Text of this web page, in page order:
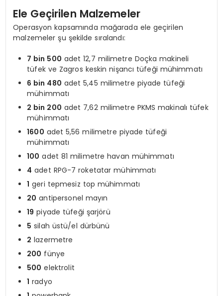
Ele Geçirilen Malzemeler
Operasyon kapsamında mağarada ele geçirilen
malzemeler şu şekilde sıralandı:
7 bin 500 adet 12,7 milimetre Doçka makineli
tüfek ve Zagros keskin nişancı tüfeği mühimmatı
6 bin 480 adet 5,45 milimetre piyade tüfeği
mühimmatı
2 bin 200 adet 7,62 milimetre PKMS makinalı tüfek
mühimmatı
1600 adet 5,56 milimetre piyade tüfeği
mühimmatı
100 adet 81 milimetre havan mühimmatı
4 adet RPG-7 roketatar mühimmatı
1 geri tepmesiz top mühimmatı
20 antipersonel mayın
19 piyade tüfeği şarjörü
5 silah üstü/el dürbünü
2 lazermetre
200 fünye
500 elektrolit
1 radyo